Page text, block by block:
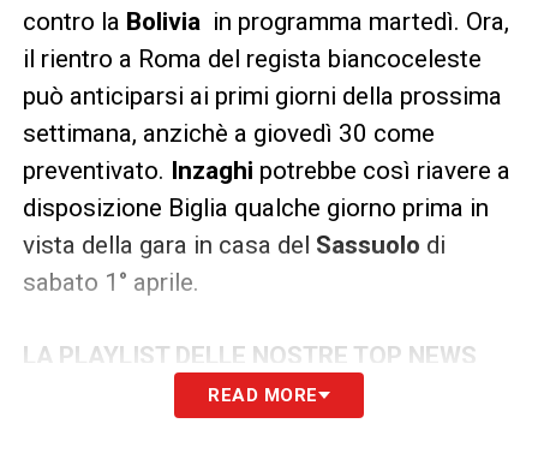
contro la Bolivia in programma martedì. Ora,
il rientro a Roma del regista biancoceleste
può anticiparsi ai primi giorni della prossima
settimana, anzichè a giovedì 30 come
preventivato. Inzaghi potrebbe così riavere a
disposizione Biglia qualche giorno prima in
vista della gara in casa del Sassuolo di
sabato 1° aprile.
LA PLAYLIST DELLE NOSTRE TOP NEWS
READ MORE